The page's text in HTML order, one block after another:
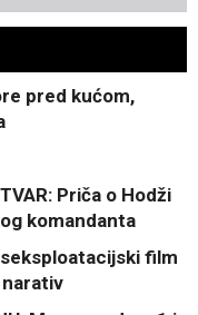
pred kućom,
Priča o Hodži
komandanta
film